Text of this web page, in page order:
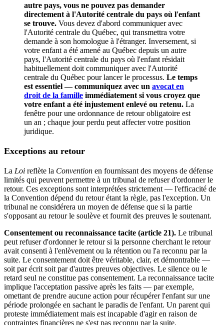
autre pays, vous ne pouvez pas demander
directement à l'Autorité centrale du pays où l'enfant
se trouve. Vous devez d'abord communiquer avec
l'Autorité centrale du Québec, qui transmettra votre
demande à son homologue à l'étranger. Inversement, si
votre enfant a été amené au Québec depuis un autre
pays, l'Autorité centrale du pays où l'enfant résidait
habituellement doit communiquer avec l'Autorité
centrale du Québec pour lancer le processus. Le temps
est essentiel — communiquez avec un avocat en
droit de la famille immédiatement si vous croyez que
votre enfant a été injustement enlevé ou retenu. La
fenêtre pour une ordonnance de retour obligatoire est
un an ; chaque jour perdu peut affecter votre position
juridique.
Exceptions au retour
La Loi reflète la Convention en fournissant des moyens de défense
limités qui peuvent permettre à un tribunal de refuser d'ordonner le
retour. Ces exceptions sont interprétées strictement — l'efficacité de
la Convention dépend du retour étant la règle, pas l'exception. Un
tribunal ne considérera un moyen de défense que si la partie
s'opposant au retour le soulève et fournit des preuves le soutenant.
Consentement ou reconnaissance tacite (article 21). Le tribunal
peut refuser d'ordonner le retour si la personne cherchant le retour
avait consenti à l'enlèvement ou la rétention ou l'a reconnu par la
suite. Le consentement doit être véritable, clair, et démontrable —
soit par écrit soit par d'autres preuves objectives. Le silence ou le
retard seul ne constitue pas consentement. La reconnaissance tacite
implique l'acceptation passive après les faits — par exemple,
omettant de prendre aucune action pour récupérer l'enfant sur une
période prolongée en sachant le paradis de l'enfant. Un parent qui
proteste immédiatement mais est incapable d'agir en raison de
contraintes financières ne s'est pas reconnu par la suite.